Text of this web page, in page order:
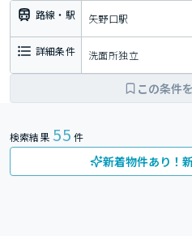
路線・駅 矢野口駅
詳細条件 洗面所独立
この条件
検索結果 55 件
新着物件あり！